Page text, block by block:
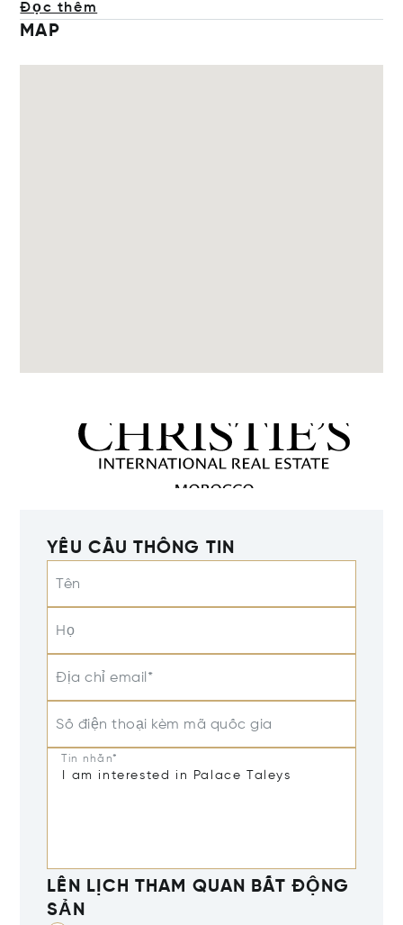
Đọc thêm
MAP
YÊU CẦU THÔNG TIN
Tên
Họ
Địa chỉ email*
Số điện thoại kèm mã quốc gia
Tin nhắn*
LÊN LỊCH THAM QUAN BẤT ĐỘNG
SẢN